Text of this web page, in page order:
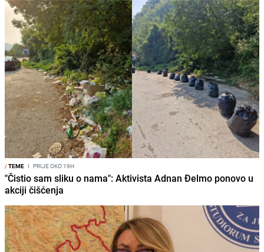
/TEME I PRIJE OKO 19H
"Čistio sam sliku o nama": Aktivista Adnan Đelmo ponovo u
akciji čišćenja